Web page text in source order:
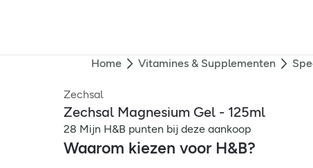
Home Vitamines & Supplementen
Zechsal
Zechsal Magnesium Gel - 125ml
28 Mijn H&B punten bij deze aankoop
Waarom kiezen voor H&B?